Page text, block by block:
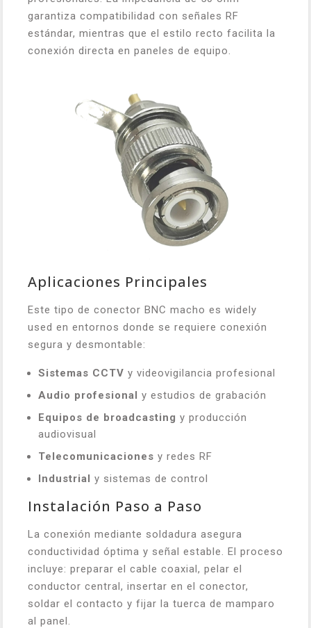
garantiza compatibilidad con señales RF
estándar, mientras que el estilo recto facilita la
conexión directa en paneles de equipo.
Aplicaciones Principales
Este tipo de conector BNC macho es widely
used en entornos donde se requiere conexión
segura y desmontable:
Sistemas CCTV y videovigilancia profesional
Audio profesional y estudios de grabación
Equipos de broadcasting y producción
audiovisual
Telecomunicaciones y redes RF
Industrial y sistemas de control
Instalación Paso a Paso
La conexión mediante soldadura asegura
conductividad óptima y señal estable. El proceso
incluye: preparar el cable coaxial, pelar el
conductor central, insertar en el conector,
soldar el contacto y fijar la tuerca de mamparo
al panel.